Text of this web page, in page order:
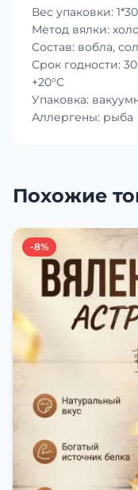
Вес упаковки:
Метод вялки:
Состав: вобла,
Срок годности:
+20°C
Упаковка:
Аллергены: рыба
Похожие
-8%